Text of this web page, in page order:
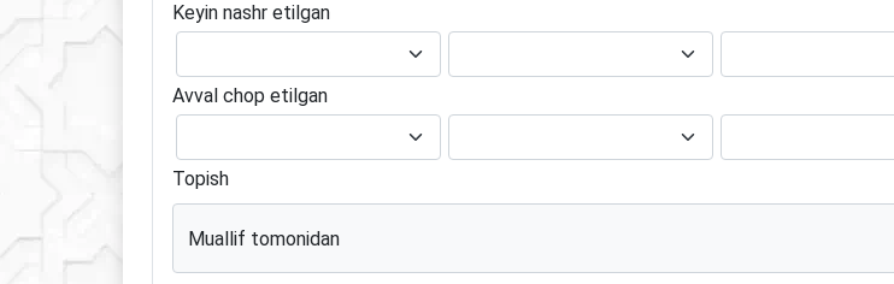
Keyin nashr etilgan
Avval chop etilgan
Topish
Muallif tomonidan